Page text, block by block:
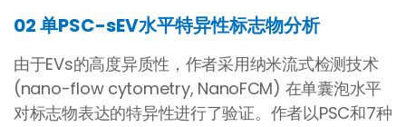
02 单PSC-sEV水平特异性标志物分析
由于EVs的高度异质性，作者采用纳米流式检测技术
(nano-flow cytometry, NanoFCM) 在单囊泡水平
对标志物表达的特异性进行了验证。作者以PSC和7种